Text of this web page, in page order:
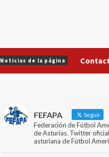
Noticias de la página
FEFAPA Seguir
Federación de Fútbol
de Asturias. Twitter
asturiana de Fútbol